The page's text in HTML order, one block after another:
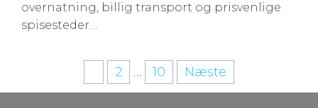
overnatning, billig transport og prisvenlige
spisesteder…
Indlægsinddeling
2 … 10 Næste